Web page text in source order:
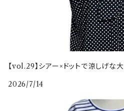
【vol.29】シアー×ドットで涼しげな
2026/7/14